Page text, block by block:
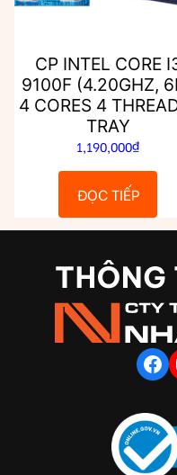
CP INTEL CORE
9100F (4.20GHZ,
4 CORES 4
TRAY
1,190,000₫
ĐỌC TIẾP
FACEBOOK